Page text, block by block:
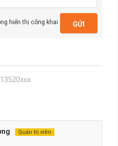
hiển thị công khai GỬI
Quản trị viên